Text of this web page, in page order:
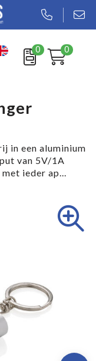
0 0
in een aluminium
van 5V/1A
ieder ap...